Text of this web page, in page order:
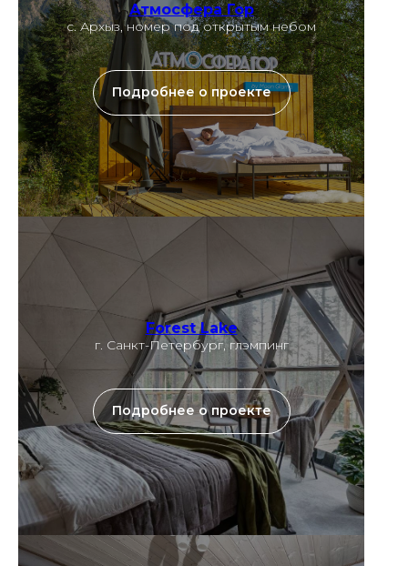
Атмосфера Гор
с. Архыз, номер под открытым небом
Подробнее о проекте
Forest Lake
г. Санкт-Петербург, глэмпинг
Подробнее о проекте